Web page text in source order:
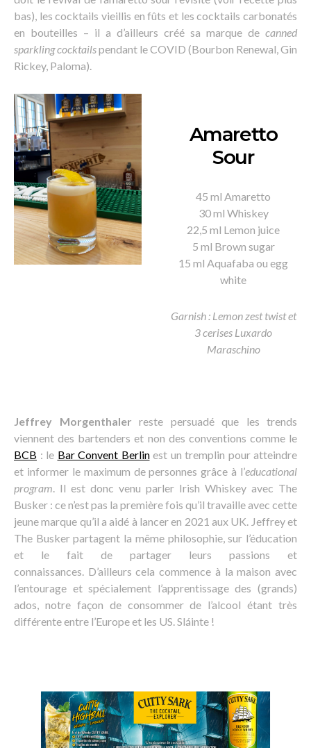
bas), les cocktails vieillis en fûts et les cocktails carbonatés
en bouteilles – il a d’ailleurs créé sa marque de canned
sparkling cocktailspendant le COVID (Bourbon Renewal, Gin
Rickey, Paloma).
Amaretto
Sour
45 ml Amaretto
30 ml Whiskey
22,5 ml Lemon juice
5 ml Brown sugar
15 ml Aquafaba ou egg
white
Garnish : Lemon zest twist et
3 cerises Luxardo
Maraschino
Jeffrey Morgenthaler reste persuadé que les trends
viennent des bartenders et non des conventions comme le
BCB : le Bar Convent Berlinest un tremplin pour atteindre
et informer le maximum de personnes grâce à l’educational
program. Il est donc venu parler Irish Whiskey avec The
Busker : ce n’est pas la première fois qu’il travaille avec cette
jeune marque qu’il a aidé à lancer en 2021 aux UK. Jeffrey et
The Busker partagent la même philosophie, sur l’éducation
et le fait de partager leurs passions et
connaissances. D’ailleurs cela commence à la maison avec
l’entourage et spécialement l’apprentissage des (grands)
ados, notre façon de consommer de l’alcool étant très
différente entre l’Europe et les US. Sláinte !